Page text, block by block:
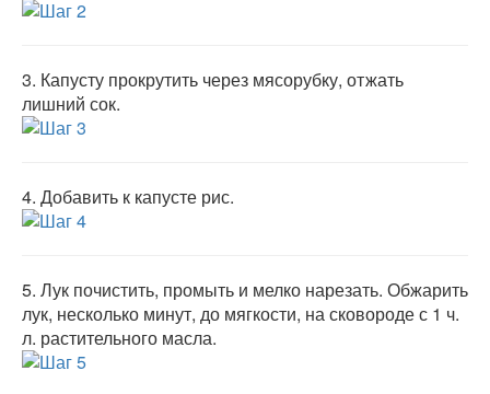
3. Капусту прокрутить через мясорубку, отжать
лишний сок.
4. Добавить к капусте рис.
5. Лук почистить, промыть и мелко нарезать. Обжарить
лук, несколько минут, до мягкости, на сковороде с 1 ч.
л. растительного масла.